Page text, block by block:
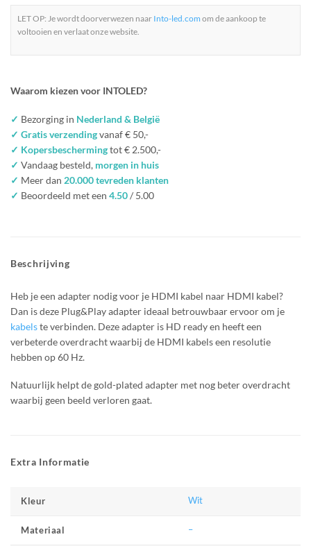
LET OP: Je wordt doorverwezen naar Into-led.com om de aankoop te
voltooien en verlaat onze website.
Waarom kiezen voor INTOLED?
✓ Bezorging in Nederland & België
✓ Gratis verzendingvanaf € 50,-
✓ Kopersbeschermingtot € 2.500,-
✓ Vandaag besteld, morgen in huis
✓ Meer dan 20.000 tevreden klanten
✓ Beoordeeld met een 4.50/ 5.00
Beschrijving
Heb je een adapter nodig voor je HDMI kabel naar HDMI kabel?
Dan is deze Plug&Play adapter ideaal betrouwbaar ervoor om je
kabelste verbinden. Deze adapter is HD ready en heeft een
verbeterde overdracht waarbij de HDMI kabels een resolutie
hebben op 60 Hz.
Natuurlijk helpt de gold-plated adapter met nog beter overdracht
waarbij geen beeld verloren gaat.
Extra Informatie
Kleur Wit
Materiaal –